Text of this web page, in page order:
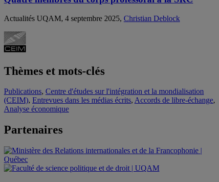
Actualités UQAM, 4 septembre 2025, Christian Deblock
Thèmes et mots-clés
Publications, Centre d'études sur l'intégration et la mondialisation
(CEIM), Entrevues dans les médias écrits, Accords de libre-échange,
Analyse économique
Partenaires